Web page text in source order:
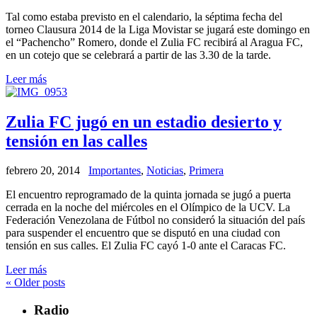
Tal como estaba previsto en el calendario, la séptima fecha del
torneo Clausura 2014 de la Liga Movistar se jugará este domingo en
el “Pachencho” Romero, donde el Zulia FC recibirá al Aragua FC,
en un cotejo que se celebrará a partir de las 3.30 de la tarde.
Leer más
Zulia FC jugó en un estadio desierto y
tensión en las calles
febrero 20, 2014 Importantes, Noticias, Primera
El encuentro reprogramado de la quinta jornada se jugó a puerta
cerrada en la noche del miércoles en el Olímpico de la UCV. La
Federación Venezolana de Fútbol no consideró la situación del país
para suspender el encuentro que se disputó en una ciudad con
tensión en sus calles. El Zulia FC cayó 1-0 ante el Caracas FC.
Leer más
« Older posts
Radio